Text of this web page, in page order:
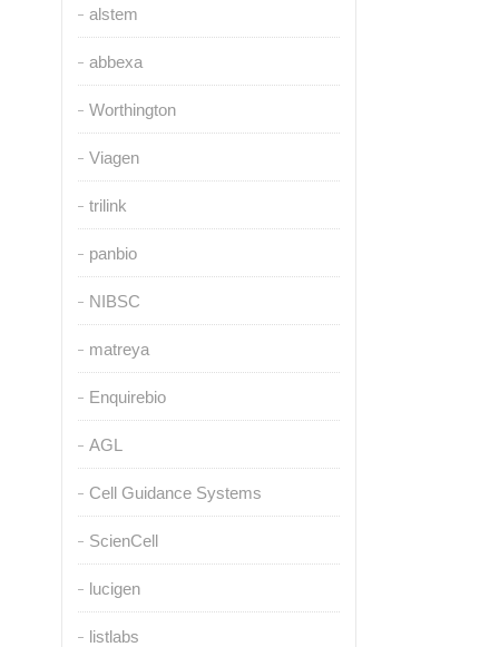
alstem
abbexa
Worthington
Viagen
trilink
panbio
NIBSC
matreya
Enquirebio
AGL
Cell Guidance Systems
ScienCell
lucigen
listlabs